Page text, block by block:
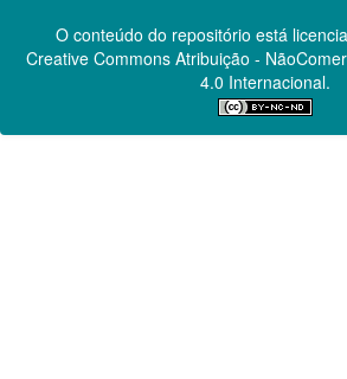
O conteúdo do repositório está
Creative CommonsAtribuição -
4.0 Internacional.